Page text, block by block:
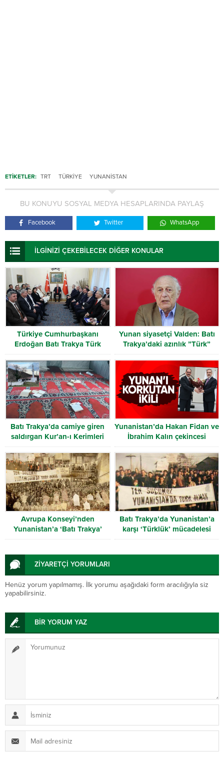
ETİKETLER: TRT TÜRKIYE YUNANISTAN
BU KONUYU SOSYAL MEDYA HESAPLARINDA PAYLAŞ
Facebook Twitter WhatsApp
İLGİNİZİ ÇEKEBİLECEK DİĞER KONULAR
Türkiye Cumhurbaşkanı
Erdoğan Batı Trakya Türk
Heyetini kabul etti
Yunan siyasetçi Valden: Batı
Trakya’daki azınlık ”Türk”
olarak tanınmalı
Batı Trakya’da camiye giren
saldırgan Kur’an-ı Kerimleri
yırttı
Yunanistan’da Hakan Fidan ve
İbrahim Kalın çekincesi
Avrupa Konseyi’nden
Yunanistan’a ‘Batı Trakya’
uyarısı
Batı Trakya’da Yunanistan’a
karşı ‘Türklük’ mücadelesi
ZİYARETÇİ YORUMLARI
Henüz yorum yapılmamış. İlk yorumu aşağıdaki form aracılığıyla siz
yapabilirsiniz.
BİR YORUM YAZ